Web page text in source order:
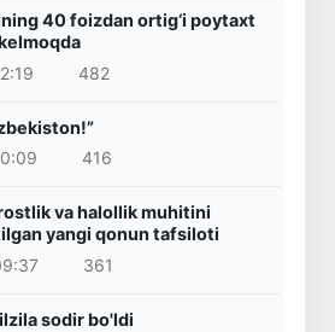
40 foizdan ortig‘i poytaxt
482
416
va halollik muhitini
yangi qonun tafsiloti
361
sodir bo'ldi